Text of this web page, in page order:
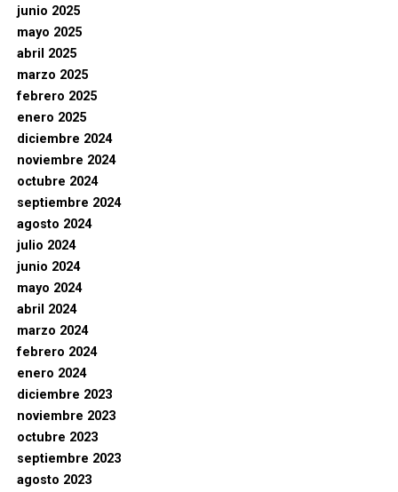
junio 2025
mayo 2025
abril 2025
marzo 2025
febrero 2025
enero 2025
diciembre 2024
noviembre 2024
octubre 2024
septiembre 2024
agosto 2024
julio 2024
junio 2024
mayo 2024
abril 2024
marzo 2024
febrero 2024
enero 2024
diciembre 2023
noviembre 2023
octubre 2023
septiembre 2023
agosto 2023